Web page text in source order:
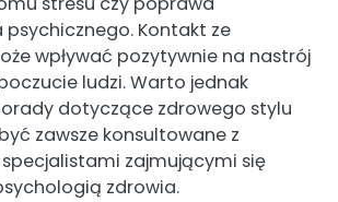
Kontakt ze
wpływać pozytywnie na nastrój
ludzi. Warto jednak
dotyczące zdrowego stylu
zawsze konsultowane z
zajmującymi się
zdrowia.